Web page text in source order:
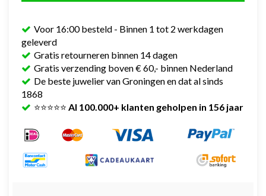
Voor 16:00 besteld - Binnen 1 tot 2 werkdagen
geleverd
Gratis retourneren binnen 14 dagen
Gratis verzending boven € 60,- binnen Nederland
De beste juwelier van Groningen en dat al sinds
1868
⭐⭐⭐⭐⭐ Al 100.000+ klanten geholpen in 156 jaar